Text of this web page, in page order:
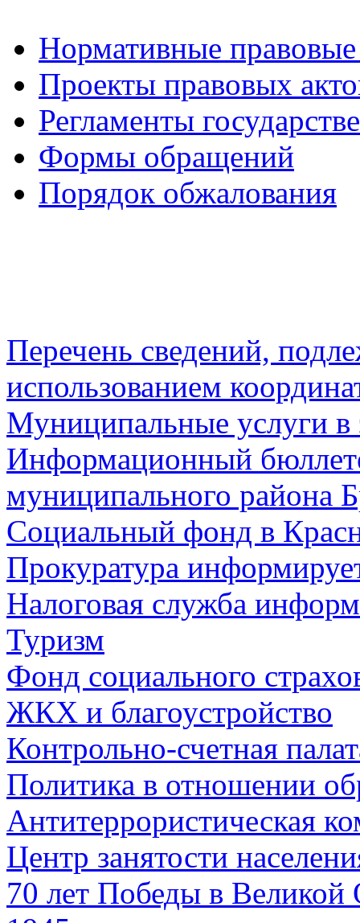
Нормативные
Проекты правовых
Регламенты
Формы обращений
Порядок обжалования
Перечень сведений,
использованием
Муниципальные услуги в
Информационный
муниципального района
Социальный фонд в
Прокуратура
Налоговая служба
Туризм
Фонд социального
ЖКХ и благоустройство
Контрольно-счетная
Политика в отношении
Антитеррористическая
Центр занятости
70 лет Победы в Великой